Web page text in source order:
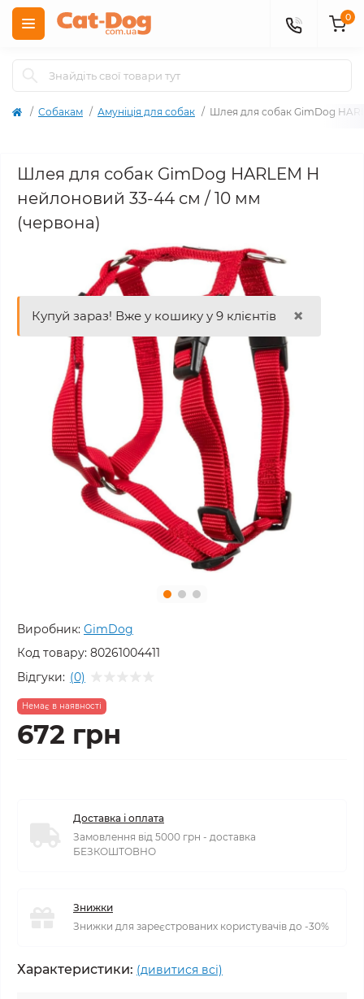
0
Собакам Амуніція для собак Шлея для собак GimDog
Шлея для собак GimDog HARLEM H
нейлоновий 33-44 см / 10 мм
(червона)
Купуй зараз! Вже у кошику у 9 клієнтів ×
Виробник: GimDog
Код товару: 80261004411
Відгуки: (0)
Немає в наявності
672 грн
Доставка і оплата
Замовлення від 5000 грн - доставка
БЕЗКОШТОВНО
Знижки
Знижки для зареєстрованих користувачів до -30%
Характеристики: (дивитися всі)